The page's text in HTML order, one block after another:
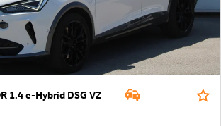
1.4 e-Hybrid DSG VZ